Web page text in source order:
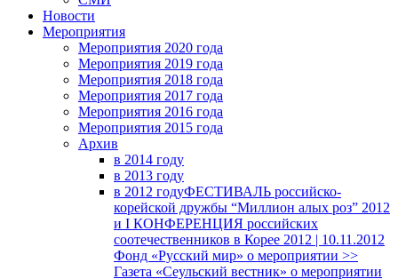
Новости
Мероприятия
Мероприятия 2020 года
Мероприятия 2019 года
Мероприятия 2018 годa
Мероприятия 2017 года
Мероприятия 2016 года
Мероприятия 2015 года
Архив
в 2014 году
в 2013 году
в 2012 годуФЕСТИВАЛЬ российско-
корейской дружбы “Миллион алых роз” 2012
и I КОНФЕРЕНЦИЯ российских
соотечественников в Корее 2012 | 10.11.2012
Фонд «Русский мир» о мероприятии >>
Газета «Сеульский вестник» о мероприятии